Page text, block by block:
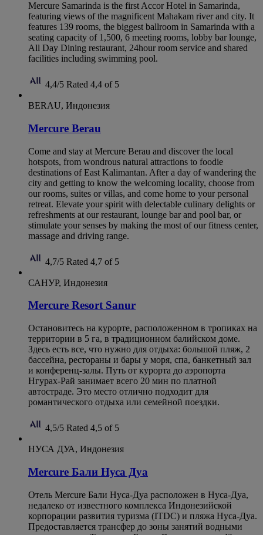
Mercure Samarinda is the first Accor Hotel in Samarinda,
featuring views of the magnificent Mahakam river and city. It
features 139 rooms, the biggest ballroom in Samarinda with a
seating capacity of 1,500, 6 meeting rooms, lobby bar lounge,
All Day Dining restaurant, 24hour room service and shared
facilities including swimming pool.
4,4/5 Rated 4,4 of 5
BERAU, Индонезия
Mercure Berau
Come and stay at Mercure Berau and discover the local
hotspots, from wondrous natural attractions to foodie
destinations of East Kalimantan. After a day of wandering the
city and getting to know the welcoming locality, choose from
our rooms, suites or villas, and come home to your personal
retreat. Elevate your spirit with delectable culinary delights or
refreshments at our restaurant, lounge bar and pool bar, or
stimulate your senses by making the most of our fitness center,
massage and driving range.
4,7/5 Rated 4,7 of 5
САНУР, Индонезия
Mercure Resort Sanur
Остановитесь на курорте, расположенном в тропиках на
территории в 5 га, в традиционном балийском доме.
Здесь есть все, что нужно для отдыха: большой пляж, 2
бассейна, рестораны и бары у моря, спа, банкетный зал
и конференц-залы. Путь от курорта до аэропорта
Нгурах-Рай занимает всего 20 мин по платной
автостраде. Это место отлично подходит для
романтического отдыха или семейной поездки.
4,5/5 Rated 4,5 of 5
НУСА ДУА, Индонезия
Mercure Бали Нуса Дуа
Отель Mercure Бали Нуса-Дуа расположен в Нуса-Дуа,
недалеко от известного комплекса Индонезийской
корпорации развития туризма (ITDC) и пляжа Нуса-Дуа.
Предоставляется трансфер до зоны занятий водными